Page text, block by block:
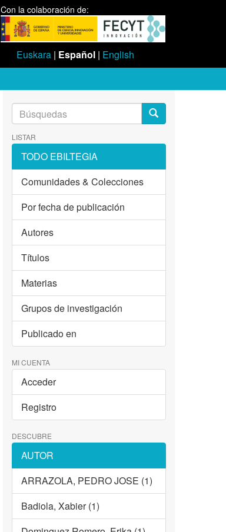
Con la colaboración de:
Euskara | Español | English
LISTAR
TODO EBILTEGIA
Comunidades & Colecciones
Por fecha de publicación
Autores
Títulos
Materias
Grupos de investigación
Publicado en
MI CUENTA
Acceder
Registro
DESCUBRE
AUTOR
ARRAZOLA, PEDRO JOSE (1)
Badiola, Xabier (1)